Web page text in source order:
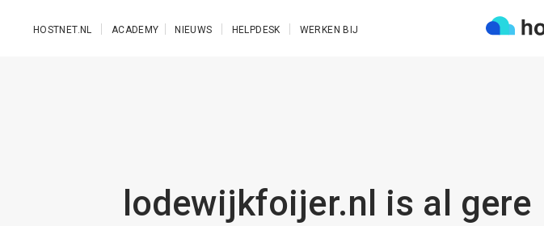
HOSTNET.NL ACADEMY NIEUWS HELPDESK WERKEN BIJ
lodewijkfoijer.nl is al gere